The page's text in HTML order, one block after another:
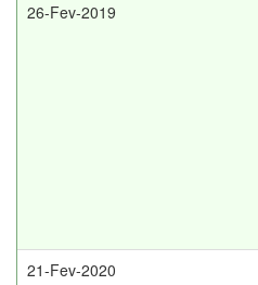
26-Fev-2019
21-Fev-2020